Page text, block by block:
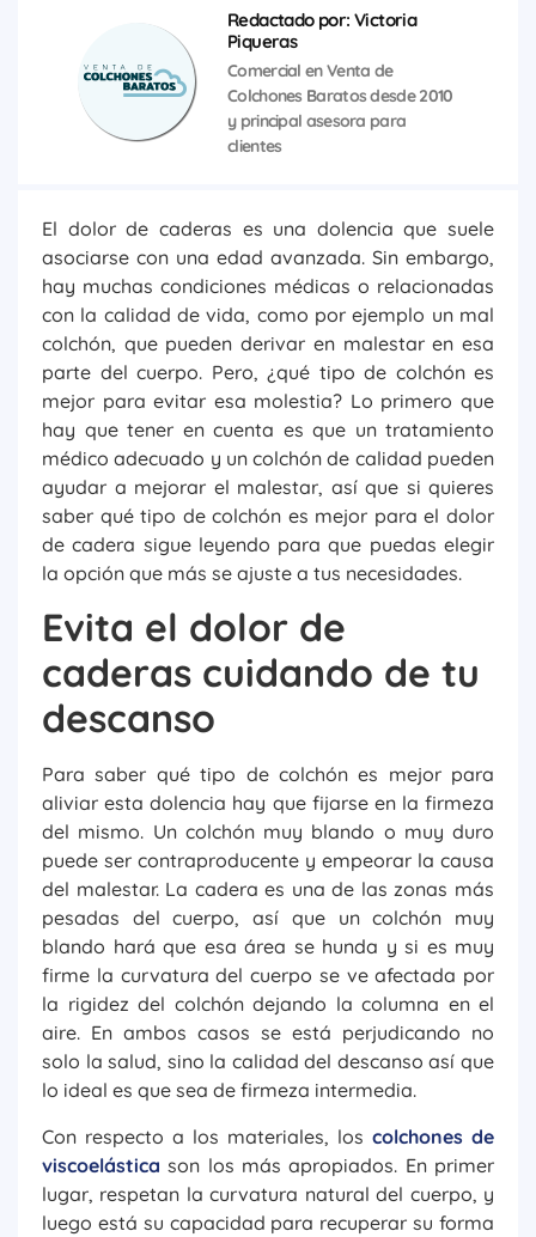
Redactado por: Victoria
Piqueras
Comercial en Venta de
Colchones Baratos desde 2010
y principal asesora para
clientes
El dolor de caderas es una dolencia que suele
asociarse con una edad avanzada. Sin embargo,
hay muchas condiciones médicas o relacionadas
con la calidad de vida, como por ejemplo un mal
colchón, que pueden derivar en malestar en esa
parte del cuerpo. Pero, ¿qué tipo de colchón es
mejor para evitar esa molestia? Lo primero que
hay que tener en cuenta es que un tratamiento
médico adecuado y un colchón de calidad pueden
ayudar a mejorar el malestar, así que si quieres
saber qué tipo de colchón es mejor para el dolor
de cadera sigue leyendo para que puedas elegir
la opción que más se ajuste a tus necesidades.
Evita el dolor de
caderas cuidando de tu
descanso
Para saber qué tipo de colchón es mejor para
aliviar esta dolencia hay que fijarse en la firmeza
del mismo. Un colchón muy blando o muy duro
puede ser contraproducente y empeorar la causa
del malestar. La cadera es una de las zonas más
pesadas del cuerpo, así que un colchón muy
blando hará que esa área se hunda y si es muy
firme la curvatura del cuerpo se ve afectada por
la rigidez del colchón dejando la columna en el
aire. En ambos casos se está perjudicando no
solo la salud, sino la calidad del descanso así que
lo ideal es que sea de firmeza intermedia.
Con respecto a los materiales, los colchones de
viscoelástica son los más apropiados. En primer
lugar, respetan la curvatura natural del cuerpo, y
luego está su capacidad para recuperar su forma